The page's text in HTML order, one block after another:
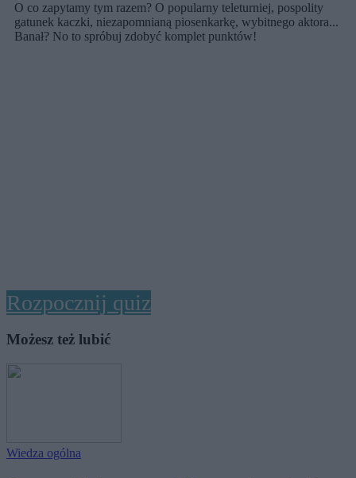
O co zapytamy tym razem? O popularny teleturniej, pospolity
gatunek kaczki, niezapomnianą piosenkarkę, wybitnego aktora...
Banał? No to spróbuj zdobyć komplet punktów!
Rozpocznij quiz
Możesz też lubić
Wiedza ogólna